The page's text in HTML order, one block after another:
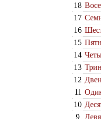
18
17
16
15
14
13
12
11
10
9